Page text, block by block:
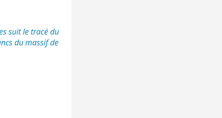
suit le tracé du
du massif de